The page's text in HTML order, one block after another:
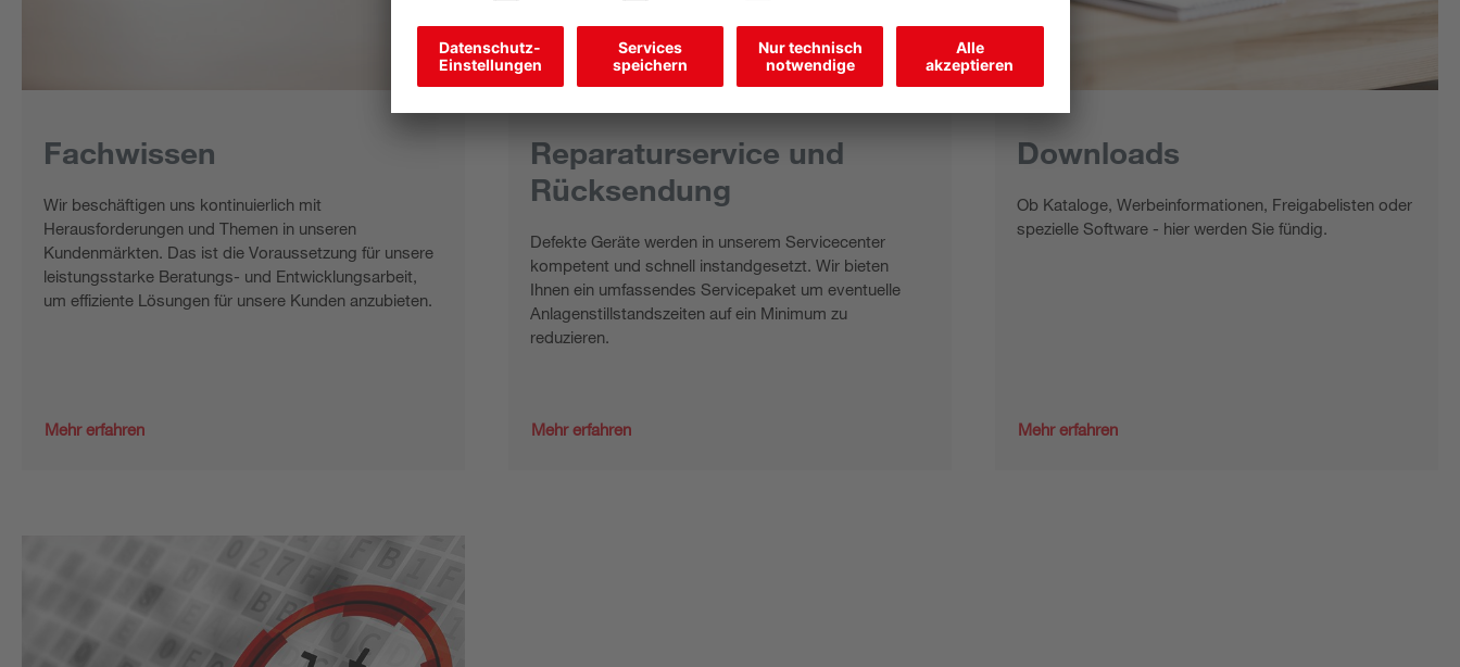
Fachwissen
Wir beschäftigen uns kontinuierlich mit
Herausforderungen und Themen in unseren
Kundenmärkten. Das ist die Voraussetzung für unsere
leistungsstarke Beratungs- und Entwicklungsarbeit,
um effiziente Lösungen für unsere Kunden anzubieten.
Mehr erfahren
Reparaturservice und
Rücksendung
Defekte Geräte werden in unserem Servicecenter
kompetent und schnell instandgesetzt. Wir bieten
Ihnen ein umfassendes Servicepaket um eventuelle
Anlagenstillstandszeiten auf ein Minimum zu
reduzieren.
Mehr erfahren
Downloads
Ob Kataloge, Werbeinformationen, Freigabelisten oder
spezielle Software - hier werden Sie fündig.
Mehr erfahren